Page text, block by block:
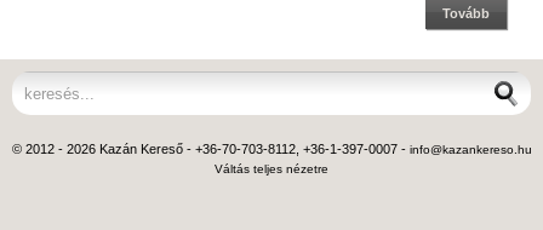
Tovább
© 2012 - 2026 Kazán Kereső - +36-70-703-8112, +36-1-397-0007 - info@kazankereso.hu
Váltás teljes nézetre